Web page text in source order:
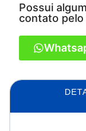
Possui
contato